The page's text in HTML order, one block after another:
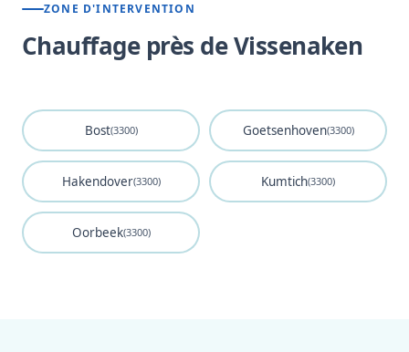
ZONE D'INTERVENTION
Chauffage près de Vissenaken
Bost(3300) Goetsenhoven(3300)
Hakendover(3300) Kumtich(3300)
Oorbeek(3300)